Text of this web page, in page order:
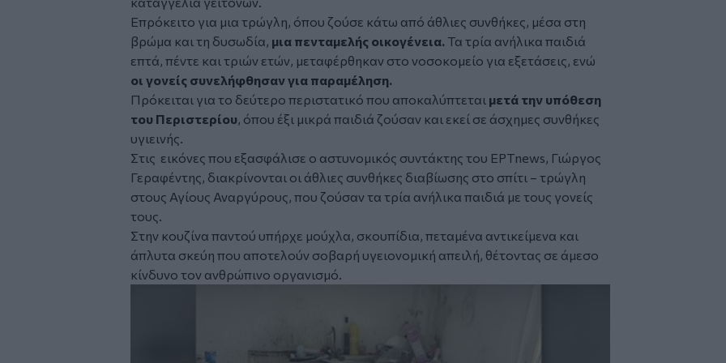
Επρόκειτο για μια τρώγλη, όπου ζούσε κάτω από άθλιες συνθήκες, μέσα στη
βρώμα και τη δυσωδία, μια πενταμελής οικογένεια. Τα τρία ανήλικα παιδιά
επτά, πέντε και τριών ετών, μεταφέρθηκαν στο νοσοκομείο για εξετάσεις, ενώ
οι γονείς συνελήφθησαν για παραμέληση.
Πρόκειται για το δεύτερο περιστατικό που αποκαλύπτεται μετά την υπόθεση
του Περιστερίου, όπου έξι μικρά παιδιά ζούσαν και εκεί σε άσχημες συνθήκες
υγιεινής.
Στις εικόνες που εξασφάλισε ο αστυνομικός συντάκτης του ΕΡΤnews, Γιώργος
Γεραφέντης, διακρίνονται οι άθλιες συνθήκες διαβίωσης στο σπίτι – τρώγλη
στους Αγίους Αναργύρους, που ζούσαν τα τρία ανήλικα παιδιά με τους γονείς
τους.
Στην κουζίνα παντού υπήρχε μούχλα, σκουπίδια, πεταμένα αντικείμενα και
άπλυτα σκεύη που αποτελούν σοβαρή υγειονομική απειλή, θέτοντας σε άμεσο
κίνδυνο τον ανθρώπινο οργανισμό.